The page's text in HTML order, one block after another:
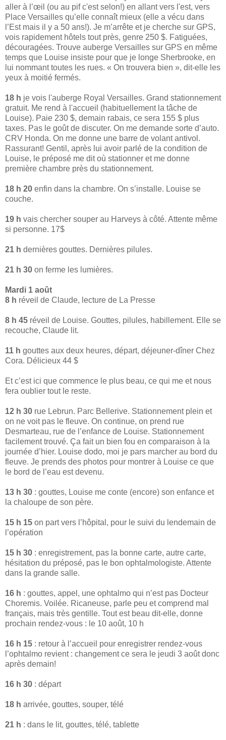
aller à l’œil (ou au pif c'est selon!) en allant vers l'est, vers
Place Versailles qu’elle connaît mieux (elle a vécu dans
l’Est mais il y a 50 ans!). Je m’arrête et je cherche sur GPS,
vois rapidement hôtels tout près, genre 250 $. Fatiguées,
découragées. Trouve auberge Versailles sur GPS en même
temps que Louise insiste pour que je longe Sherbrooke, en
lui nommant toutes les rues. « On trouvera bien », dit-elle les
yeux à moitié fermés.
18 h je vois l'auberge Royal Versailles. Grand stationnement
gratuit. Me rend à l'accueil (habituellement la tâche de
Louise). Paie 230 $, demain rabais, ce sera 155 $ plus
taxes. Pas le goût de discuter. On me demande sorte d’auto.
CRV Honda. On me donne une barre de volant antivol.
Rassurant! Gentil, après lui avoir parlé de la condition de
Louise, le préposé me dit où stationner et me donne
première chambre près du stationnement.
18 h 20 enfin dans la chambre. On s’installe. Louise se
couche.
19 h vais chercher souper au Harveys à côté. Attente même
si personne. 17$
21 h dernières gouttes. Dernières pilules.
21 h 30 on ferme les lumières.
Mardi 1 août
8 h réveil de Claude, lecture de La Presse
8 h 45 réveil de Louise. Gouttes, pilules, habillement. Elle se
recouche, Claude lit.
11 h gouttes aux deux heures, départ, déjeuner-dîner Chez
Cora. Délicieux 44 $
Et c’est ici que commence le plus beau, ce qui me et nous
fera oublier tout le reste.
12 h 30 rue Lebrun. Parc Bellerive. Stationnement plein et
on ne voit pas le fleuve. On continue, on prend rue
Desmarteau, rue de l’enfance de Louise. Stationnement
facilement trouvé. Ça fait un bien fou en comparaison à la
journée d’hier. Louise dodo, moi je pars marcher au bord du
fleuve. Je prends des photos pour montrer à Louise ce que
le bord de l’eau est devenu.
13 h 30 : gouttes, Louise me conte (encore) son enfance et
la chaloupe de son père.
15 h 15 on part vers l’hôpital, pour le suivi du lendemain de
l’opération
15 h 30 : enregistrement, pas la bonne carte, autre carte,
hésitation du préposé, pas le bon ophtalmologiste. Attente
dans la grande salle.
16 h : gouttes, appel, une ophtalmo qui n’est pas Docteur
Choremis. Voilée. Ricaneuse, parle peu et comprend mal
français, mais très gentille. Tout est beau dit-elle, donne
prochain rendez-vous : le 10 août, 10 h
16 h 15 : retour à l’accueil pour enregistrer rendez-vous
l’ophtalmo revient : changement ce sera le jeudi 3 août donc
après demain!
16 h 30 : départ
18 h arrivée, gouttes, souper, télé
21 h : dans le lit, gouttes, télé, tablette